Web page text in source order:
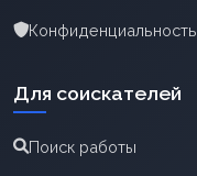
Конфиденциальность
Для соискателей
Поиск работы